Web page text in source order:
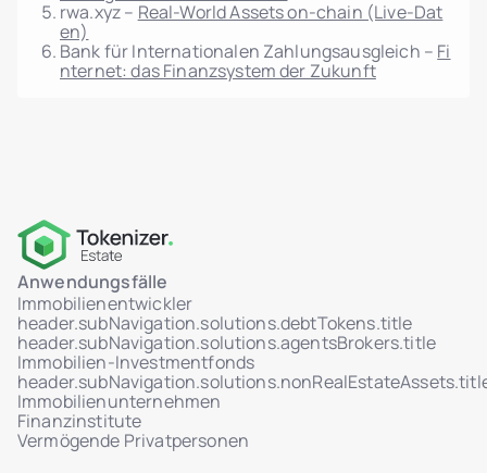
Token-Verteilungskarte pro Einheit
Berichte pro Einheit/Projekt
Vollständige Integration mit dem Marktplatz-
Multisig-Transaktionsunterstützung
HSM-Integration über AWS KMS
WORM-Protokolle: nicht löschbar,
unveränderliche Speicherung
Rollenbasierte Zugriffskontrolle (RBAC)
MFA-Unterstützung für Admin-Zugang
Echtzeit-Aktivitäts-Dashboard (Benutzer,
Verkäufe, Token)
rwa.xyz – Real-World Assets on-chain (Live-Dat
en)
Bank für Internationalen Zahlungsausgleich – Fi
nternet: das Finanzsystem der Zukunft
Anwendungsfälle
Immobilienentwickler
header.subNavigation.solutions.debtTokens.title
header.subNavigation.solutions.agentsBrokers.title
Immobilien-Investmentfonds
Immobilienunternehmen
Finanzinstitute
Vermögende Privatpersonen